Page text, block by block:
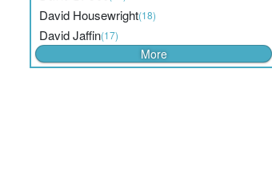
David Housewright(18)
David Jaffin(17)
More